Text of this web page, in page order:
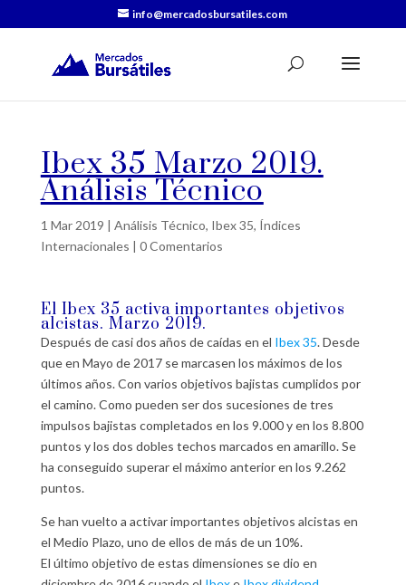
info@mercadosbursatiles.com
Ibex 35 Marzo 2019.
Análisis Técnico
1 Mar 2019 | Análisis Técnico, Ibex 35, Índices
Internacionales | 0 Comentarios
El Ibex 35 activa importantes objetivos
alcistas. Marzo 2019.
Después de casi dos años de caídas en el Ibex 35. Desde
que en Mayo de 2017 se marcasen los máximos de los
últimos años. Con varios objetivos bajistas cumplidos por
el camino. Como pueden ser dos sucesiones de tres
impulsos bajistas completados en los 9.000 y en los 8.800
puntos y los dos dobles techos marcados en amarillo. Se
ha conseguido superar el máximo anterior en los 9.262
puntos.
Se han vuelto a activar importantes objetivos alcistas en
el Medio Plazo, uno de ellos de más de un 10%.
El último objetivo de estas dimensiones se dio en